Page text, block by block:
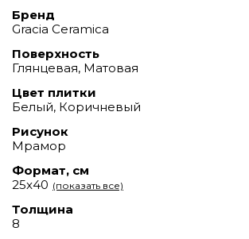
Бренд
Gracia Ceramica
Поверхность
Глянцевая, Матовая
Цвет плитки
Белый, Коричневый
Рисунок
Мрамор
Формат, см
25x40 (показать все)
Толщина
8